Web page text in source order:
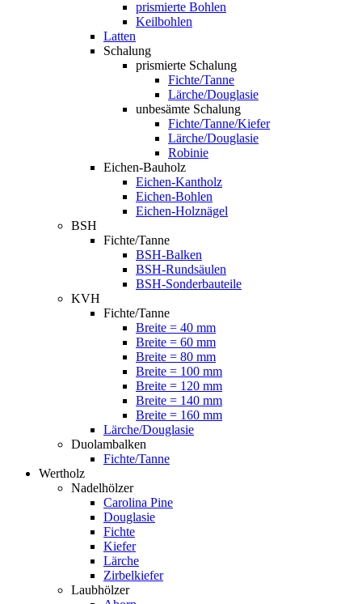
prismierte Bohlen
Keilbohlen
Latten
Schalung
prismierte Schalung
Fichte/Tanne
Lärche/Douglasie
unbesämte Schalung
Fichte/Tanne/Kiefer
Lärche/Douglasie
Robinie
Eichen-Bauholz
Eichen-Kantholz
Eichen-Bohlen
Eichen-Holznägel
BSH
Fichte/Tanne
BSH-Balken
BSH-Rundsäulen
BSH-Sonderbauteile
KVH
Fichte/Tanne
Breite = 40 mm
Breite = 60 mm
Breite = 80 mm
Breite = 100 mm
Breite = 120 mm
Breite = 140 mm
Breite = 160 mm
Lärche/Douglasie
Duolambalken
Fichte/Tanne
Wertholz
Nadelhölzer
Carolina Pine
Douglasie
Fichte
Kiefer
Lärche
Zirbelkiefer
Laubhölzer